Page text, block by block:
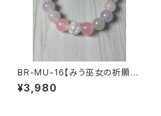
BR-MU-16【みう巫女の祈願ブ
レスレット】カラージェード × ロ
ーズクォーツ × 水晶（15〜16c
¥3,980